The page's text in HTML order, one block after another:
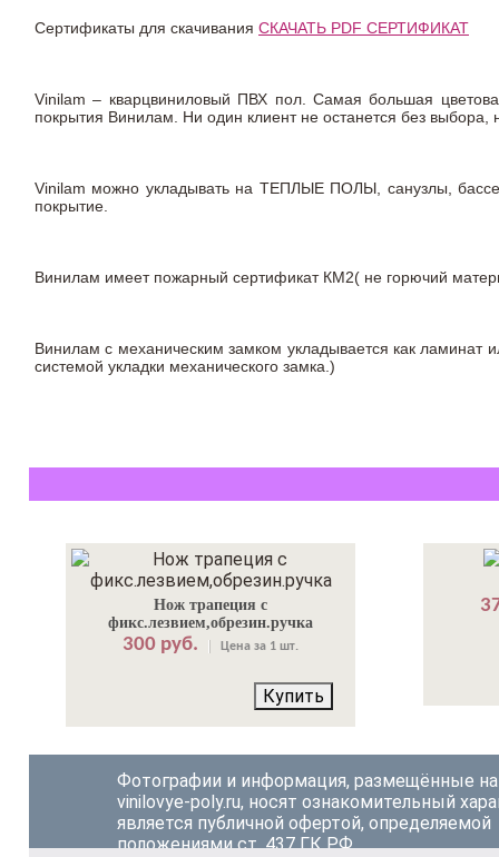
Сертификаты для скачивания СКАЧАТЬ PDF СЕРТИФИКАТ
Vinilam – кварцвиниловый ПВХ пол. Самая большая
покрытия Винилам. Ни один клиент не останется без
Vinilam можно укладывать на ТЕПЛЫЕ ПОЛЫ, санузлы,
покрытие.
Винилам имеет пожарный сертификат КМ2( не горючий
Винилам с механическим замком укладывается как ламинат
системой укладки механического замка.)
Нож трапеция с
фикс.лезвием,обрезин.ручка
300 руб. Цена за 1 шт.
Купить
Фотографии и информация, размещённые на
vinilovye-poly.ru, носят ознакомительный
является публичной офертой, определяемой
положениями ст. 437 ГК РФ.